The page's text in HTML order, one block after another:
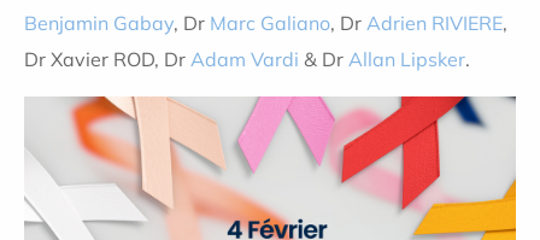
Benjamin Gabay, Dr Marc Galiano, Dr Adrien RIVIERE,
Dr Xavier ROD, Dr Adam Vardi & Dr Allan Lipsker.